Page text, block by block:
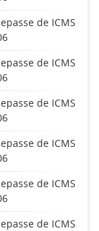
de ICMS
de ICMS
de ICMS
de ICMS
de ICMS
de ICMS